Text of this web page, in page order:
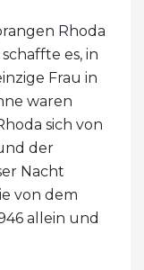
Rhoda
es, in
Frau in
waren
sich von
der
Nacht
von dem
allein und